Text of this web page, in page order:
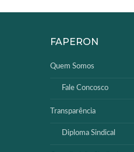
Lgpd
FAPERON
Quem Somos
Fale Concosco
Transparência
Diploma Sindical